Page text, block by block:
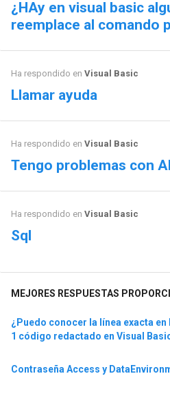
¿HAy en visual basic
reemplace al comando
Ha respondido en Visual Basic
Llamar ayuda
Ha respondido en Visual Basic
Tengo problemas con
Ha respondido en Visual Basic
Sql
MEJORES RESPUESTAS
¿Puedo conocer la línea exacta
1 código redactado en Visual
Contraseña Access y